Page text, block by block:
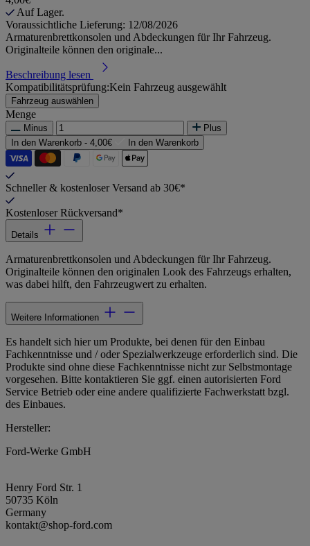
Auf Lager.
Voraussichtliche Lieferung: 12/08/2026
Armaturenbrettkonsolen und Abdeckungen für Ihr Fahrzeug.
Originalteile können den originale...
Beschreibung lesen
Kompatibilitätsprüfung:Kein Fahrzeug ausgewählt
Fahrzeug auswählen
Menge
Minus
Plus
In den Warenkorb - 4,00€ In den Warenkorb
Schneller & kostenloser Versand ab 30€*
Kostenloser Rückversand*
Details
Armaturenbrettkonsolen und Abdeckungen für Ihr Fahrzeug.
Originalteile können den originalen Look des Fahrzeugs erhalten,
was dabei hilft, den Fahrzeugwert zu erhalten.
Weitere Informationen
Es handelt sich hier um Produkte, bei denen für den Einbau
Fachkenntnisse und / oder Spezialwerkzeuge erforderlich sind. Die
Produkte sind ohne diese Fachkenntnisse nicht zur Selbstmontage
vorgesehen. Bitte kontaktieren Sie ggf. einen autorisierten Ford
Service Betrieb oder eine andere qualifizierte Fachwerkstatt bzgl.
des Einbaues.
Hersteller:
Ford-Werke GmbH
Henry Ford Str. 1
50735 Köln
Germany
kontakt@shop-ford.com